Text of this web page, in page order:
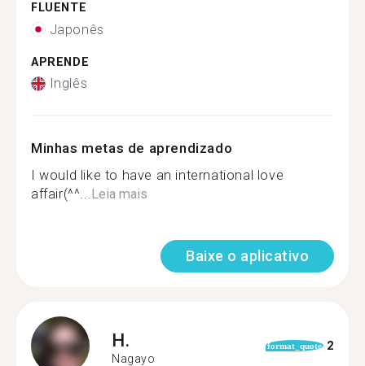
FLUENTE
Japonês
APRENDE
Inglês
Minhas metas de aprendizado
I would like to have an international love
affair(^^...Leia mais
Baixe o aplicativo
H.
Nagayo
format_quote 2